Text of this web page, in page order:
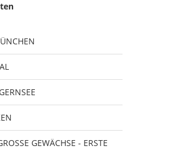
GEWÄCHSE - ERSTE